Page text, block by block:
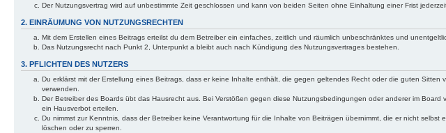
Der Nutzungsvertrag wird auf unbestimmte Zeit geschlossen und kann von beiden Seiten ohne Einhaltung einer Frist
2. EINRÄUMUNG VON NUTZUNGSRECHTEN
Mit dem Erstellen eines Beitrags erteilst du dem Betreiber ein einfaches, zeitlich und räumlich unbeschränktes und
Das Nutzungsrecht nach Punkt 2, Unterpunkt a bleibt auch nach Kündigung des Nutzungsvertrages bestehen.
3. PFLICHTEN DES NUTZERS
Du erklärst mit der Erstellung eines Beitrags, dass er keine Inhalte enthält, die gegen geltendes Recht oder die guten
verwenden.
Der Betreiber des Boards übt das Hausrecht aus. Bei Verstößen gegen diese Nutzungsbedingungen oder anderer im
ein Hausverbot erteilen.
Du nimmst zur Kenntnis, dass der Betreiber keine Verantwortung für die Inhalte von Beiträgen übernimmt, die er nicht
löschen oder zu sperren.